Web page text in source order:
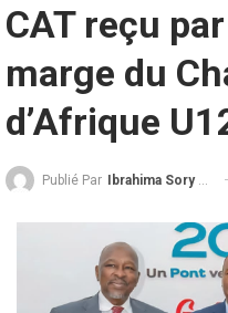
CAT reçu
marge du
d’Afrique
Publié Par Ibrahima Sory Diallo